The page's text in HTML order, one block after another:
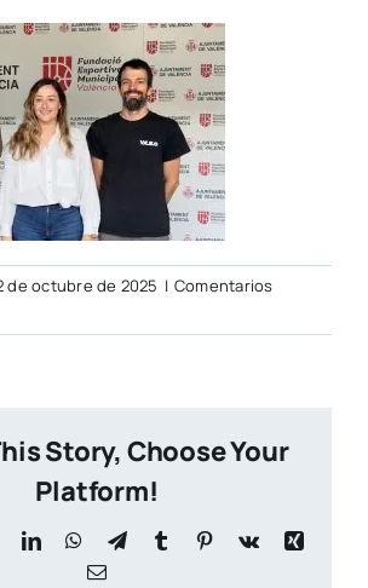
de octubre de 2025 | Comentarios
Story, Choose Your
Platform!
LinkedInWhatsApp
TelegramTumblr Pinterest
Vk
Xing
Correo